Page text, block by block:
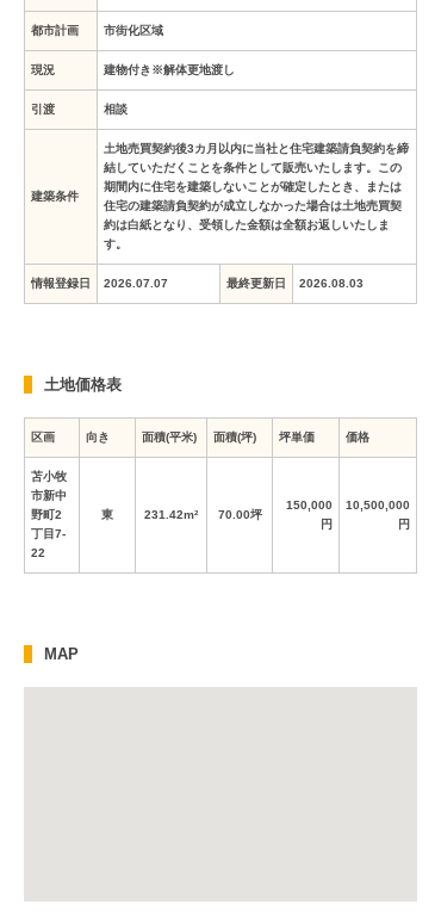
都市計画 市街化区域
現況 建物付き※解体更地渡し
引渡 相談
建築条件
土地売買契約後3カ月以内に当社と住宅建築請負契約を締
結していただくことを条件として販売いたします。この
期間内に住宅を建築しないことが確定したとき、または
住宅の建築請負契約が成立しなかった場合は土地売買契
約は白紙となり、受領した金額は全額お返しいたしま
す。
情報登録日 2026.07.07 最終更新日 2026.08.03
土地価格表
区画 向き 面積(平米) 面積(坪) 坪単価 価格
苫小牧
市新中
野町2
丁目7-
22
東 231.42m² 70.00坪
150,000
円
10,500,000
円
MAP